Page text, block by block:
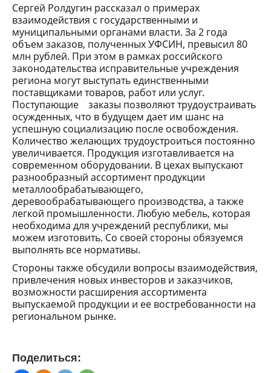
Сергей Ролдугин рассказал о примерах
взаимодействия с государственными и
муниципальными органами власти. За 2 года
объем заказов, полученных УФСИН, превысил 80
млн рублей. При этом в рамках российского
законодательства исправительные учреждения
региона могут выступать единственными
поставщиками товаров, работ или услуг.
Поступающие заказы позволяют трудоустраивать
осужденных, что в будущем дает им шанс на
успешную социализацию после освобождения.
Количество желающих трудоустроиться постоянно
увеличивается. Продукция изготавливается на
современном оборудовании. В цехах выпускают
разнообразный ассортимент продукции
металлообрабатывающего,
деревообрабатывающего производства, а также
легкой промышленности. Любую мебель, которая
необходима для учреждений республики, мы
можем изготовить. Со своей стороны обязуемся
выполнять все нормативы.
Стороны также обсудили вопросы взаимодействия,
привлечения новых инвесторов и заказчиков,
возможности расширения ассортимента
выпускаемой продукции и ее востребованности на
региональном рынке.
Поделиться: